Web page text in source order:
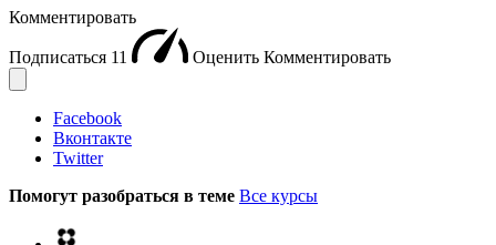
Комментировать
Подписаться 11 Оценить Комментировать
Facebook
Вконтакте
Twitter
Помогут разобраться в теме Все курсы